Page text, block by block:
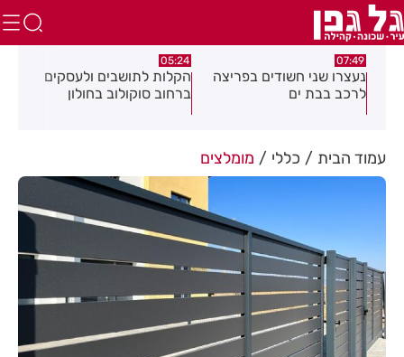
07:49
נעצרו שני חשודים בפריצה
לרכב בבת ים
05:24
הקלות לתושבים ולעסקים
ברחוב סוקולוב בחולון
עמוד הבית כללי מומלצים